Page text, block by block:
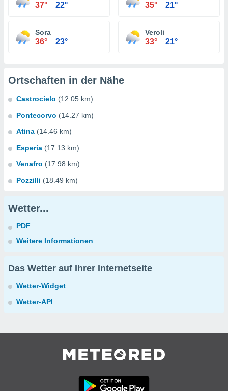
37° 22° 35° 21°
Sora
36° 23°
Veroli
33° 21°
Ortschaften in der Nähe
Castrocielo (12.05 km)
Pontecorvo (14.27 km)
Atina (14.46 km)
Esperia (17.13 km)
Venafro (17.98 km)
Pozzilli (18.49 km)
Wetter...
PDF
Weitere Informationen
Das Wetter auf Ihrer Internetseite
Wetter-Widget
Wetter-API